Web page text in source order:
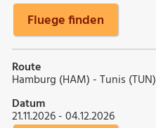
Fluege finden
Route
Hamburg (HAM) - Tunis (TUN)
Datum
21.11.2026 - 04.12.2026